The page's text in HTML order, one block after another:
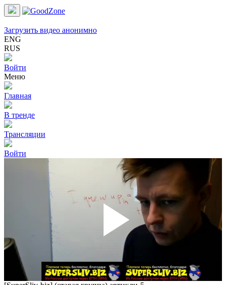
Загрузить видео анонимно
ENG
RUS
Войти
Меню
Главная
В тренде
Трансляции
Войти
Play